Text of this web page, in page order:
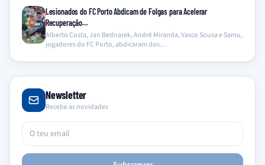
Lesionados do FC Porto Abdicam de Folgas para Acelerar
Recuperação…
Alberto Costa, Jan Bednarek, André Miranda, Vasco Sousa e Samu,
jogadores do FC Porto, abdicaram dos…
Newsletter
Recebe as novidades